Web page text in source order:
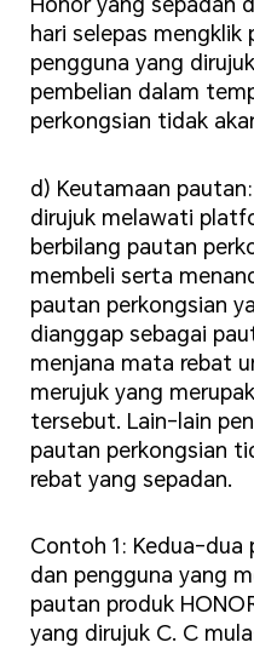
Honor yang sepadan
hari selepas
pengguna yang
pembelian dalam
perkongsian tidak
d) Keutamaan
dirujuk melawati
berbilang pautan
membeli serta
pautan perkongsian
dianggap sebagai
menjana mata rebat
merujuk yang
tersebut. Lain-lain
pautan perkongsian
rebat yang sepadan.
Contoh 1: Kedua-dua
dan pengguna yang
pautan produk
yang dirujuk C. C